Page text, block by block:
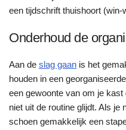
een tijdschrift thuishoort (win-
Onderhoud de
Aan de slag gaan is het
houden in een
een gewoonte van om je
niet uit de routine glijdt. Als je
schoen gemakkelijk een